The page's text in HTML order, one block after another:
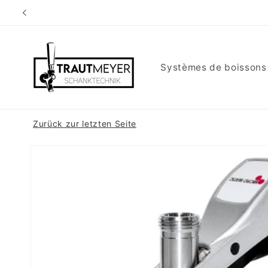
passer
Systèmes de boissons
Zurück zur letzten Seite